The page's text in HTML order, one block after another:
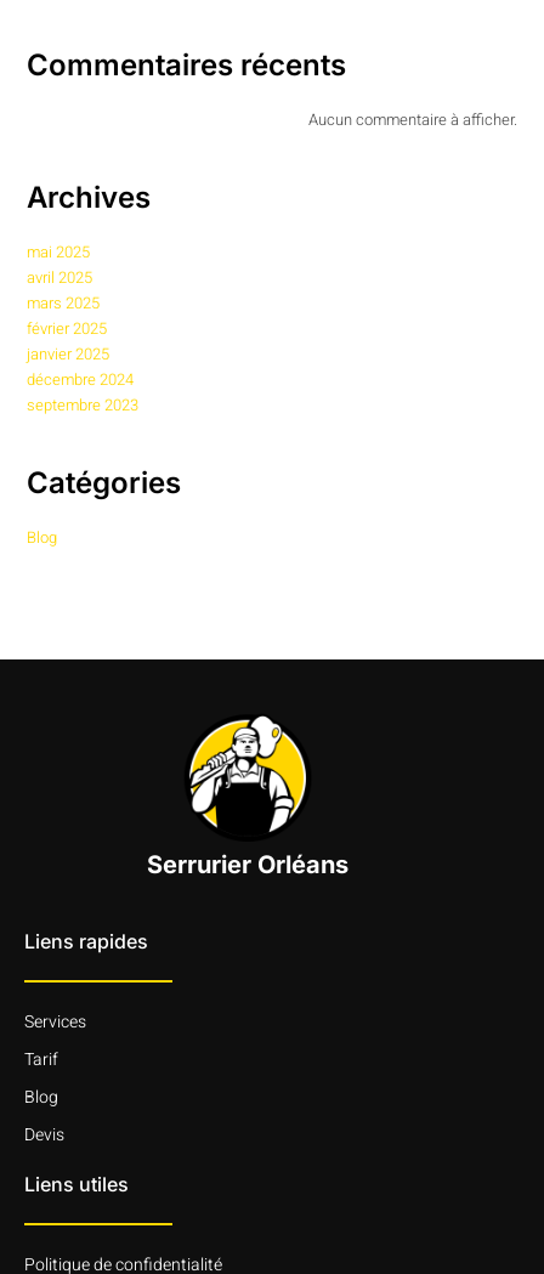
Commentaires récents
Aucun commentaire à afficher.
Archives
mai 2025
avril 2025
mars 2025
février 2025
janvier 2025
décembre 2024
septembre 2023
Catégories
Blog
Serrurier Orléans
Liens rapides
Services
Tarif
Blog
Devis
Liens utiles
Politique de confidentialité